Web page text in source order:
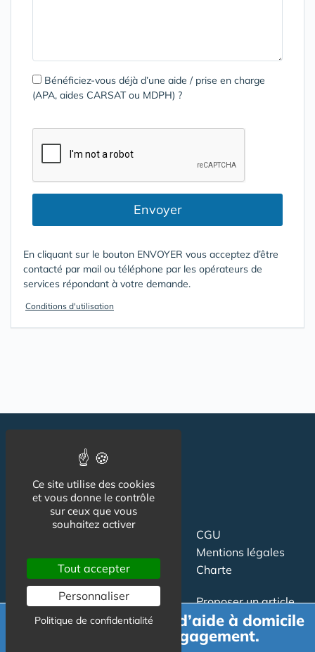
Bénéficiez-vous déjà d’une aide / prise en charge
(APA, aides CARSAT ou MDPH) ?
Envoyer
En cliquant sur le bouton ENVOYER vous acceptez d’être
contacté par mail ou téléphone par les opérateurs de
services répondant à votre demande.
Conditions d'utilisation
CGU
Mentions légales
Charte
Contact
Newsletter
Proposer un article
Relation presse
Demande de devis d’aide à domicile
gratuit et sans engagement.
Ce site utilise des cookies
et vous donne le contrôle
sur ceux que vous
souhaitez activer
Tout accepter
Personnaliser
Politique de confidentialité